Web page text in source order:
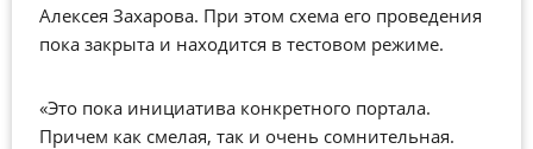
Алексея Захарова. При этом схема его проведения
пока закрыта и находится в тестовом режиме.
«Это пока инициатива конкретного портала.
Причем как смелая, так и очень сомнительная.